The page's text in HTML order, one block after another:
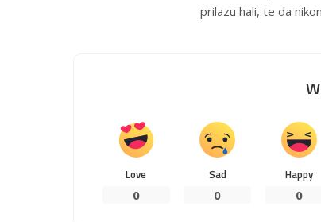
prilazu hali, te da
Love
0
Sad
0
Happy
0